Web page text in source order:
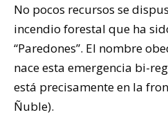
No pocos recursos se
incendio forestal que ha
“Paredones”. El nombre
nace esta emergencia bi-
está precisamente en la
Ñuble).